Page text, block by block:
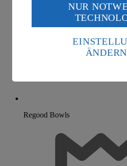
Regood Bowls
Wenn du auf „Aktivieren“
des Art. 49 Abs. 1 Satz 1 lit. a)
Daten in den USA verarbeitet
die USA als Land mit einem nach
Standards nicht angemessenen
Es besteht das Risiko eines
Informationen zum Herausgeber
NUR
ÄNDERN